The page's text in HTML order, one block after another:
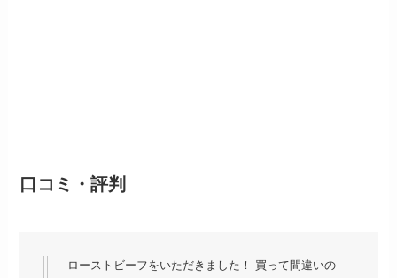
口コミ・評判
ローストビーフをいただきました！ 買って間違いの